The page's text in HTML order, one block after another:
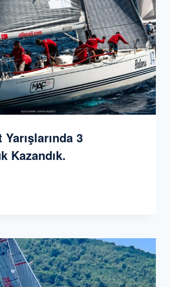
Yarışlarında 3
Kazandık.